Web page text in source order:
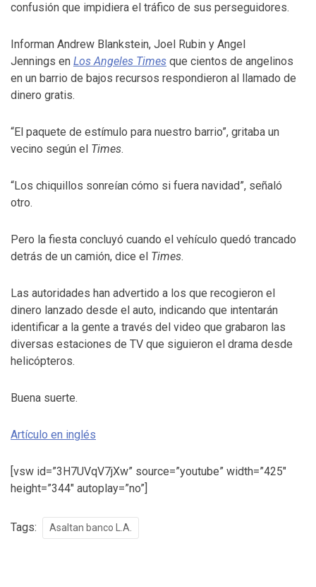
confusión que impidiera el tráfico de sus perseguidores.
Informan Andrew Blankstein, Joel Rubin y Angel
Jennings en Los Angeles Times que cientos de angelinos
en un barrio de bajos recursos respondieron al llamado de
dinero gratis.
“El paquete de estímulo para nuestro barrio”, gritaba un
vecino según el Times.
“Los chiquillos sonreían cómo si fuera navidad”, señaló
otro.
Pero la fiesta concluyó cuando el vehículo quedó trancado
detrás de un camión, dice el Times.
Las autoridades han advertido a los que recogieron el
dinero lanzado desde el auto, indicando que intentarán
identificar a la gente a través del video que grabaron las
diversas estaciones de TV que siguieron el drama desde
helicópteros.
Buena suerte.
Artículo en inglés
[vsw id=”3H7UVqV7jXw” source=”youtube” width=”425″
height=”344″ autoplay=”no”]
Tags: Asaltan banco L.A.